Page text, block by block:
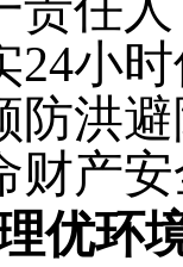
24小
防洪
财产
优环